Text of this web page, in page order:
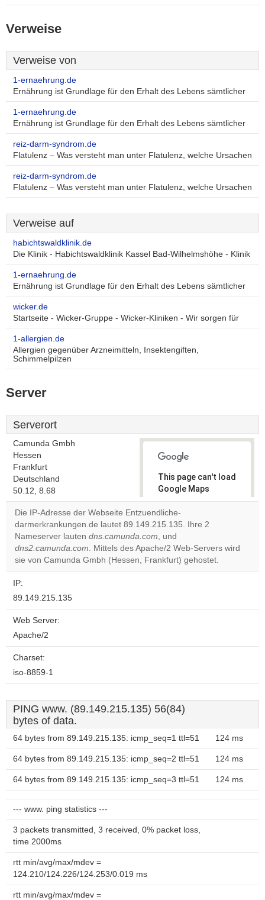
Verweise
Verweise von
1-ernaehrung.de
Ernährung ist Grundlage für den Erhalt des Lebens sämtlicher
1-ernaehrung.de
Ernährung ist Grundlage für den Erhalt des Lebens sämtlicher
reiz-darm-syndrom.de
Flatulenz – Was versteht man unter Flatulenz, welche Ursachen
reiz-darm-syndrom.de
Flatulenz – Was versteht man unter Flatulenz, welche Ursachen
Verweise auf
habichtswaldklinik.de
Die Klinik - Habichtswaldklinik Kassel Bad-Wilhelmshöhe - Klinik
1-ernaehrung.de
Ernährung ist Grundlage für den Erhalt des Lebens sämtlicher
wicker.de
Startseite - Wicker-Gruppe - Wicker-Kliniken - Wir sorgen für
1-allergien.de
Allergien gegenüber Arzneimitteln, Insektengiften,
Schimmelpilzen
Server
Serverort
Camunda Gmbh
Hessen
Frankfurt
Deutschland
50.12, 8.68
This page can't load
Google Maps
correctly.
Do you
own this
website?
Die IP-Adresse der Webseite Entzuendliche-
darmerkrankungen.de lautet 89.149.215.135. Ihre 2
Nameserver lauten dns.camunda.com, und
dns2.camunda.com. Mittels des Apache/2 Web-Servers wird
sie von Camunda Gmbh (Hessen, Frankfurt) gehostet.
IP:
89.149.215.135
Web Server:
Apache/2
Charset:
iso-8859-1
PING www. (89.149.215.135) 56(84)
bytes of data.
64 bytes from 89.149.215.135: icmp_seq=1 ttl=51 124 ms
64 bytes from 89.149.215.135: icmp_seq=2 ttl=51 124 ms
64 bytes from 89.149.215.135: icmp_seq=3 ttl=51 124 ms
--- www. ping statistics ---
3 packets transmitted, 3 received, 0% packet loss,
time 2000ms
rtt min/avg/max/mdev =
124.210/124.226/124.253/0.019 ms
rtt min/avg/max/mdev =